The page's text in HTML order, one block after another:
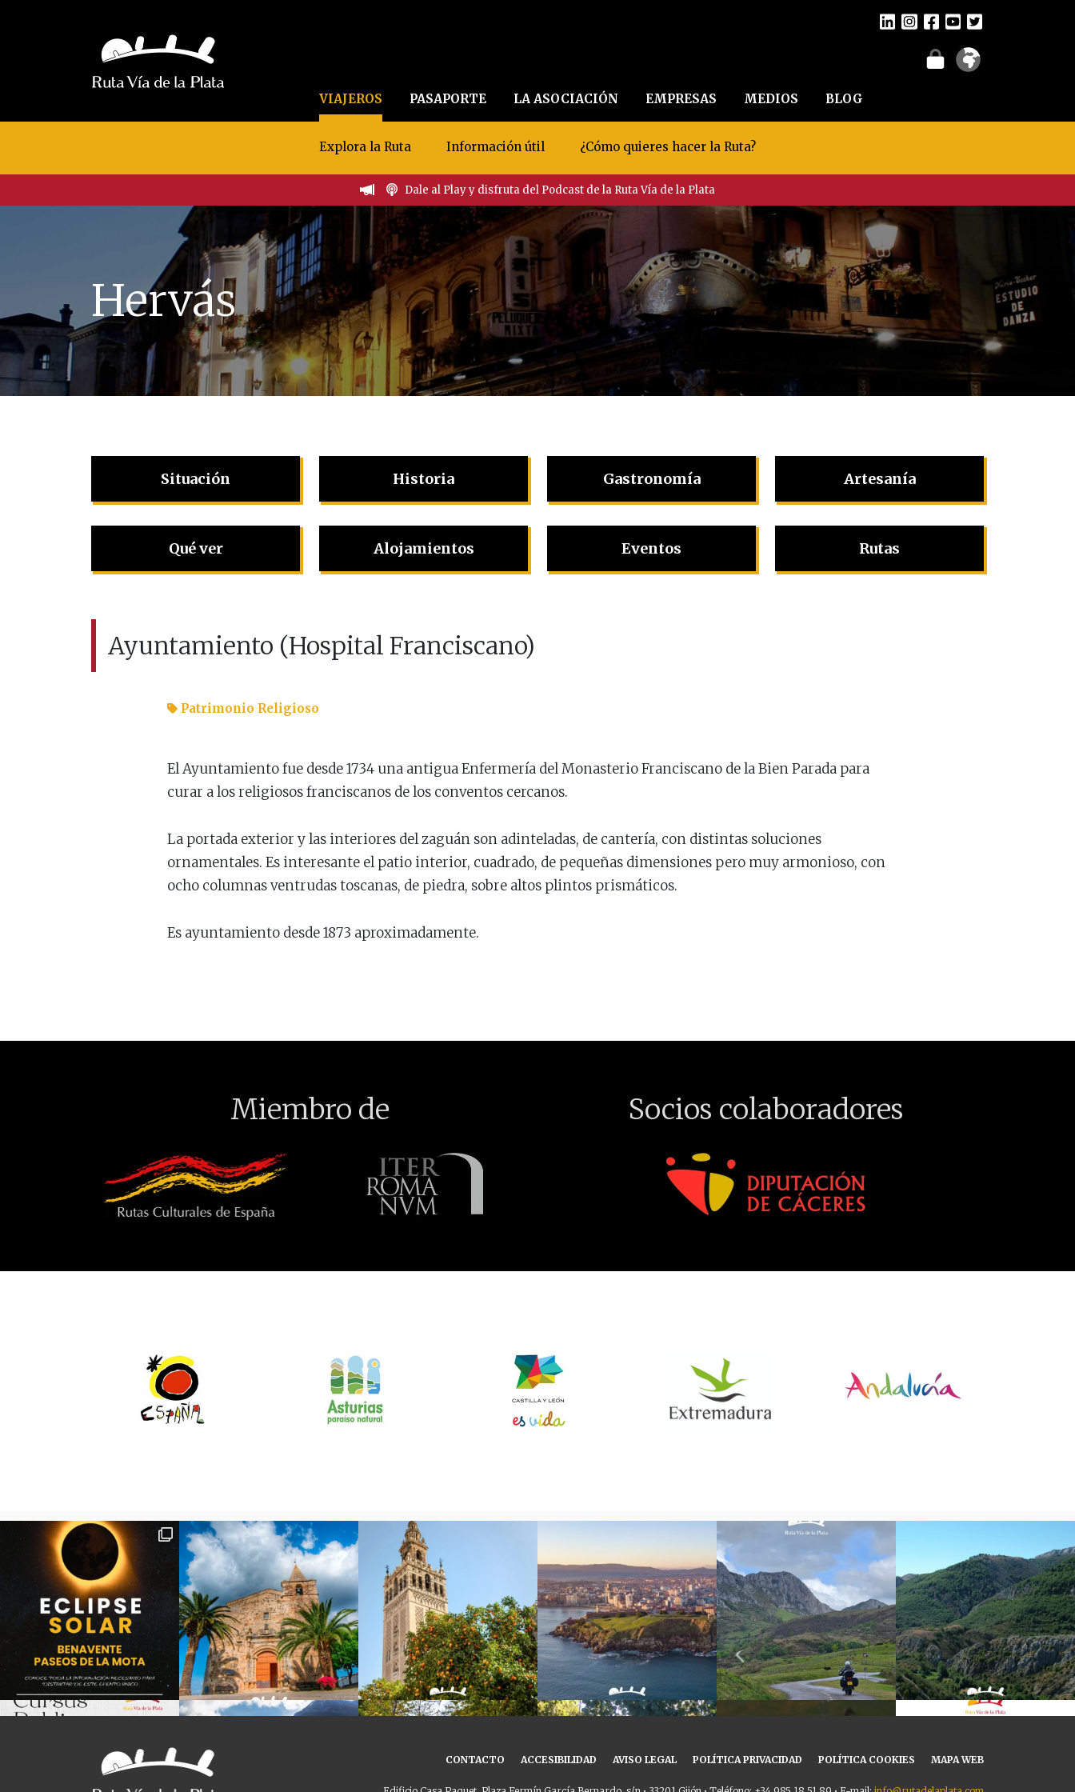
VIAJEROS PASAPORTE LA ASOCIACIÓN EMPRESAS MEDIOS BLOG
Explora la Ruta Información útil ¿Cómo quieres hacer la Ruta?
Dale al Play y disfruta del Podcast de la Ruta Vía de la Plata
Hervás
Situación Historia
Qué ver Alojamientos
Gastronomía Artesanía
Eventos Rutas
Ayuntamiento (Hospital Franciscano)
Patrimonio Religioso
El Ayuntamiento fue desde 1734 una antigua Enfermería del Monasterio Franciscano de la Bien Parada para
curar a los religiosos franciscanos de los conventos cercanos.
La portada exterior y las interiores del zaguán son adinteladas, de cantería, con distintas soluciones
ornamentales. Es interesante el patio interior, cuadrado, de pequeñas dimensiones pero muy armonioso, con
ocho columnas ventrudas toscanas, de piedra, sobre altos plintos prismáticos.
Es ayuntamiento desde 1873 aproximadamente.
Miembro de Socios colaboradores
CONTACTO ACCESIBILIDAD AVISO LEGAL POLÍTICA PRIVACIDAD POLÍTICA COOKIES MAPA WEB